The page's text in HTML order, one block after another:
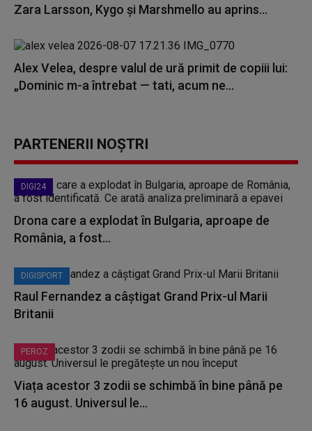
Zara Larsson, Kygo și Marshmello au aprins...
Alex Velea, despre valul de ură primit de copiii lui:
„Dominic m-a întrebat — tati, acum ne...
PARTENERII NOȘTRI
DIGI24
Drona care a explodat în Bulgaria, aproape de
România, a fost...
DIGISPORT
Raul Fernandez a câștigat Grand Prix-ul Marii
Britanii
PEROZ
Viața acestor 3 zodii se schimbă în bine până pe
16 august. Universul le...